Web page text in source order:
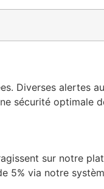
Diverses alertes
sécurité optimale
sur notre
5% via notre